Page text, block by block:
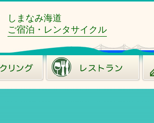
しまなみ海道
ご宿泊・レンタサイクル